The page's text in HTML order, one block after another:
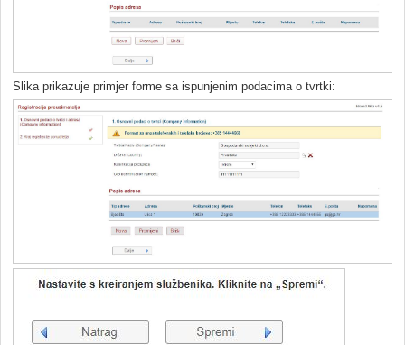
Slika prikazuje primjer forme sa ispunjenim podacima o tvrtki: